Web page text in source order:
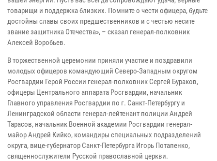
товарищи и поддержка близких. Помните о чести офицера, будьте
достойны славы своих предшественников и с честью несите
звание защитника Отечества», – сказал генерал-полковник
Алексей Воробьев.
В торжественной церемонии приняли участие и поздравили
молодых офицеров командующий Северо-Западным округом
Росгвардии Герой России генерал-полковник Сергей Бураков,
офицеры Центрального аппарата Росгвардии, начальник
Главного управления Росгвардии по г. Санкт-Петербургу и
Ленинградской области генерал-лейтенант полиции Андрей
Тарасов, начальник Военной академии Росгвардии генерал-
майор Андрей Кийко, командиры специальных подразделений
округа, вице-губернатор Санкт-Петербурга Игорь Потапенко,
священнослужители Русской православной церкви.